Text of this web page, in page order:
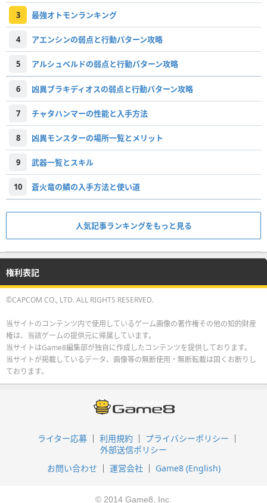
3 最強オトモンランキング
4 アエンシンの弱点と行動パターン攻略
5 アルシュベルドの弱点と行動パターン攻略
6 凶異ブラキディオスの弱点と行動パターン攻略
7 チャタハンマーの性能と入手方法
8 凶異モンスターの場所一覧とメリット
9 武器一覧とスキル
10 蒼火竜の鱗の入手方法と使い道
人気記事ランキングをもっと見る
権利表記
©CAPCOM CO., LTD. ALL RIGHTS RESERVED.
当サイトのコンテンツ内で使用しているゲーム画像の著作権その他の知的財産
権は、当該ゲームの提供元に帰属しています。
当サイトはGame8編集部が独自に作成したコンテンツを提供しております。
当サイトが掲載しているデータ、画像等の無断使用・無断転載は固くお断りし
ております。
ライター応募 利用規約
プライバシーポリシー
外部送信ポリシー
お問い合わせ
運営会社 Game8 (English)
© 2014 Game8, Inc.